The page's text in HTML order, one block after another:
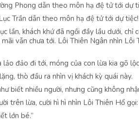
Phong dẫn theo môn hạ đệ tử tới dự
Trần dẫn theo môn hạ đệ tử tới dự tiệc!
lần, khách khứ đã ngồi đầy lầu dưới, chỉ
vẫn chưa tới. Lôi Thiên Ngân nhìn
đảo đi tới, móng của con lừa kia gõ
thò đầu ra nhìn vị khách kỳ quái này.
biết nhiều người, nhưng cũng không
trên lừa, cười hì hì nhìn Lôi Thiên Hổ
lớn bé.”